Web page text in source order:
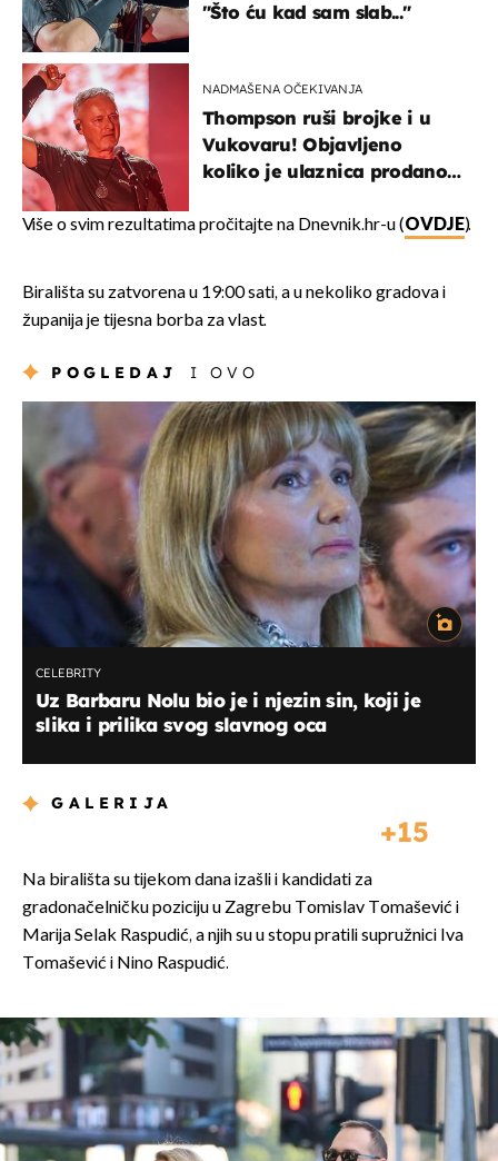
"Što ću kad sam slab..."
NADMAŠENA OČEKIVANJA
Thompson ruši brojke i u
Vukovaru! Objavljeno
koliko je ulaznica prodano
Više o svim rezultatima pročitajte na Dnevnik.hr-u (OVDJE).
Birališta su zatvorena u 19:00 sati, a u nekoliko gradova i
županija je tijesna borba za vlast.
POGLEDAJ I OVO
CELEBRITY
Uz Barbaru Nolu bio je i njezin sin, koji je
slika i prilika svog slavnog oca
GALERIJA
15
Na birališta su tijekom dana izašli i kandidati za
gradonačelničku poziciju u Zagrebu Tomislav Tomašević i
Marija Selak Raspudić, a njih su u stopu pratili supružnici Iva
Tomašević i Nino Raspudić.